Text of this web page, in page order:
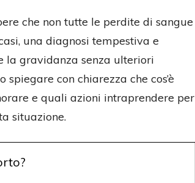
che non tutte le perdite di sangue
una diagnosi tempestiva e
la gravidanza senza ulteriori
con chiarezza che cos’è
e quali azioni intraprendere per
situazione.